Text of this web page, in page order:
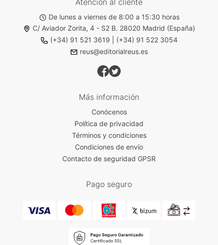
Atención al cliente
De lunes a viernes de 8:00 a 15:30 horas
C/ Aviador Zorita, 4 - S2 B. 28020 Madrid (España)
(+34) 91 521 3619
(+34) 91 522 3054
reus@editorialreus.es
Más información
Conócenos
Política de privacidad
Términos y condiciones
Condiciones de envío
Contacto de seguridad GPSR
Pago seguro